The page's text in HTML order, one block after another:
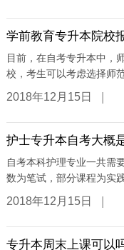
学前教育专升本院校
目前，在自考专升本中，
校，考生可以考虑选择师
2018年12月15日 |
护士专升本自考大概
自考本科护理专业一共需
数为笔试，部分课程为实
2018年12月15日 |
专升本周末上课可以